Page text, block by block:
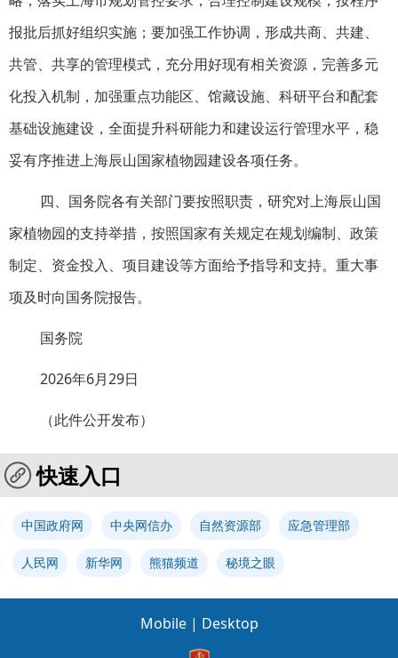
报批后抓好组织实施；要加强工作协调，形成共商、共建、
共管、共享的管理模式，充分用好现有相关资源，完善多元
化投入机制，加强重点功能区、馆藏设施、科研平台和配套
基础设施建设，全面提升科研能力和建设运行管理水平，稳
妥有序推进上海辰山国家植物园建设各项任务。
四、国务院各有关部门要按照职责，研究对上海辰山国
家植物园的支持举措，按照国家有关规定在规划编制、政策
制定、资金投入、项目建设等方面给予指导和支持。重大事
项及时向国务院报告。
国务院
2026年6月29日
（此件公开发布）
快速入口
中国政府网 中央网信办 自然资源部 应急管理部
人民网 新华网 熊猫频道 秘境之眼
Mobile | Desktop